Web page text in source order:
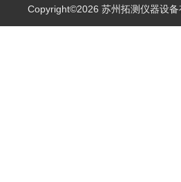
Copyright©2026 苏州拓测仪器设